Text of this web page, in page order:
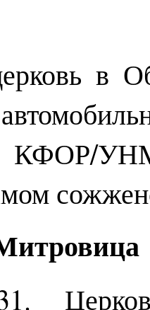
в
КФОР/